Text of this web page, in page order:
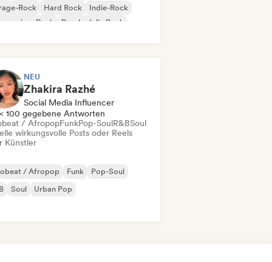
Rock
Hard Rock
Indie-Rock
Rock
Psychedelic Rock
NEU
Zhakira Razhé
Social Media Influencer
< 100 gegebene Antworten
/ AfropopFunkPop-SoulR&BSoul
wirkungsvolle Posts oder Reels
Künstler
/ Afropop Funk
Pop-Soul
Soul Urban Pop